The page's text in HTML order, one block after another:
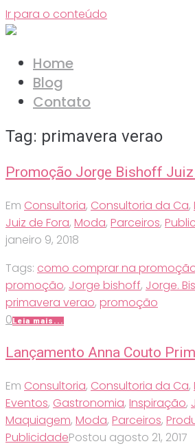
Ir para o conteúdo
Home
Blog
Contato
Tag: primavera verao
Promoção Jorge Bishoff
Em Consultoria, Consultoria da Ca,
Juiz de Fora, Moda, Parceiros,
janeiro 9, 2018
Tags: como comprar na
promoção, Jorge bishoff, Jorge.
primavera verao, promoção
0Leia mais...
Lançamento Anna Couto
Em Consultoria, Consultoria da Ca,
Eventos, Gastronomia, Inspiração,
Maquiagem, Moda, Parceiros,
PublicidadePostou agosto 21, 2017